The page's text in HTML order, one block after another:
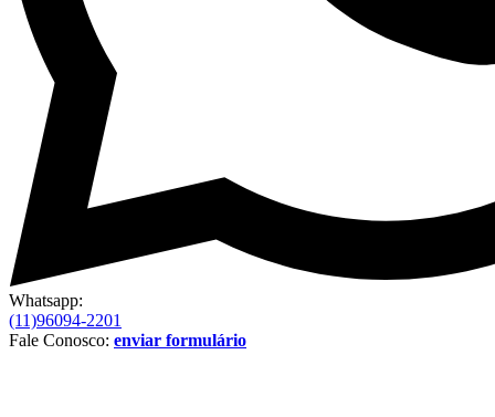
Whatsapp:
(11)96094-2201
Fale Conosco: enviar formulário